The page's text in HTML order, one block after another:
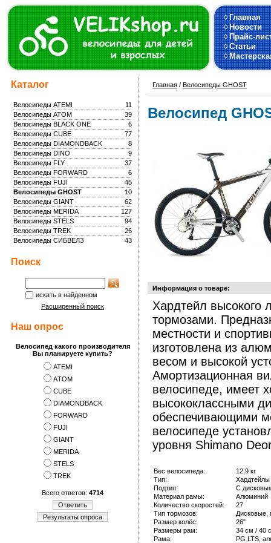
◊Главная
◊Новости
◊Прайс-
◊Статьи
◊
Каталог
11
Велосипеды ATEMI
39
Велосипеды ATOM
6
Велосипеды BLACK ONE
77
Велосипеды CUBE
8
Велосипеды DIAMONDBACK
9
Велосипеды DINO
37
Велосипеды FLY
6
Велосипеды FORWARD
45
Велосипеды FUJI
10
Велосипеды GHOST
62
Велосипеды GIANT
127
Велосипеды MERIDA
94
Велосипеды STELS
26
Велосипеды TREK
43
Велосипеды СИБВЕЛЗ
Поиск
искать в найденном
Расширенный поиск
Наш опрос
Велосипед какого производителя
Вы планируете купить?
ATEMI
АTOM
CUBE
DIAMONDBACK
FORWARD
FUJI
GIANT
MERIDA
STELS
TREK
Всего ответов: 4714
Ответить
Результаты опроса
Главная / Велосипеды GHOST
Велосипед
Информация о товаре:
Хардтейл высокого
тормозами.
местности и
изготовлена из
весом и высокой
Амортизационная
велосипеде, имеет
высококлассными
обеспечивающими
велосипеде
уровня Shimano
Вес велосипеда:
12,9 кг
Тип:
Подтип:
С
Материал рамы:
Алюминий
Количество скоростей:
27
Тип тормозов:
Дисковые,
Размер колёс:
26"
Размеры рам:
34 см / 40
Рама:
PG LTS,